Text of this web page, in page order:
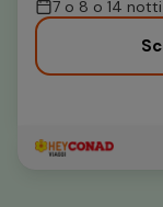
7 o 8 o 14 notti